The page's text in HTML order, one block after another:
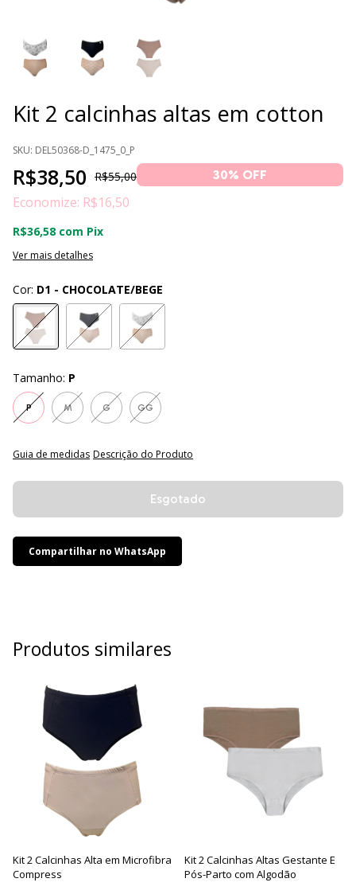
Kit 2 calcinhas altas em cotton
SKU: DEL50368-D_1475_0_P
R$38,50 R$55,00 30% OFF
Economize: R$16,50
R$36,58 com Pix
Ver mais detalhes
Cor: D1 - CHOCOLATE/BEGE
Tamanho: P
P M G GG
Guia de medidas Descrição do Produto
Compartilhar no WhatsApp
Produtos similares
Kit 2 Calcinhas Alta em Microfibra
Compress
Kit 2 Calcinhas Altas Gestante E
Pós-Parto com Algodão